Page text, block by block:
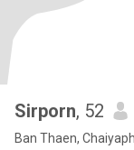
Sirporn, 52
Ban Thaen,